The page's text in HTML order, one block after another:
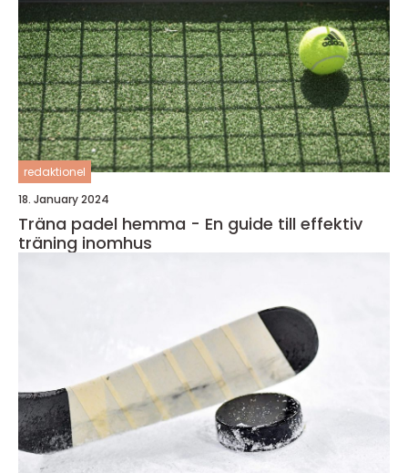
redaktionel
18. January 2024
Träna padel hemma - En guide till effektiv
träning inomhus